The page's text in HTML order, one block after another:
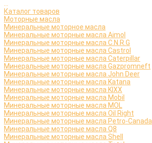
Каталог товаров
Моторные масла
Минеральные моторное масла
Минеральные моторные масла Aimol
Минеральные моторные масла C.N.R.G
Минеральные моторные масла Castrol
Минеральные моторные масла Caterpillar
Минеральные моторные масла Gazpromneft
Минеральные моторные масла John Deer
Минеральные моторные масла Katana
Минеральные моторные масла KIXX
Минеральные моторные масла Mobil
Минеральные моторные масла MOL
Минеральные моторные масла Oil Right
Минеральные моторные масла Petro-Canada
Минеральные моторные масла Q8
Минеральные моторные масла Shell